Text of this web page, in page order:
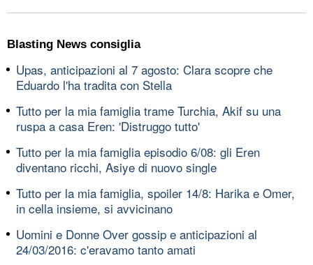
Blasting News consiglia
Upas, anticipazioni al 7 agosto: Clara scopre che
Eduardo l'ha tradita con Stella
Tutto per la mia famiglia trame Turchia, Akif su una
ruspa a casa Eren: 'Distruggo tutto'
Tutto per la mia famiglia episodio 6/08: gli Eren
diventano ricchi, Asiye di nuovo single
Tutto per la mia famiglia, spoiler 14/8: Harika e Omer,
in cella insieme, si avvicinano
Uomini e Donne Over gossip e anticipazioni al
24/03/2016: c'eravamo tanto amati